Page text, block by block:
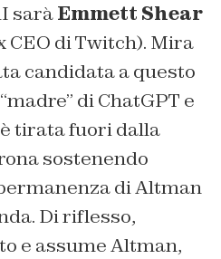
saràEmmett Shear
CEO di Twitch). Mira
candidata a questo
di ChatGPT e
è tirata fuori dalla
sostenendo
di Altman
Di riflesso,
e assume Altman,